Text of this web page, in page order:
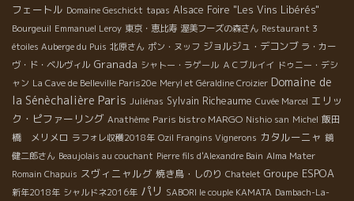
フェートル Domaine Geschickt tapas Alsace Foire "Les Vins Libérés"
Bourgeuil Emmanuel Leroy 東京・恵比寿 渥美フーズの森さん Restaurant 3
étoiles Auberge du Puis 北原さん ポン・ヌッフ ジョルジュ・デコンブ ラ・カー
ヴ・ド・ベルヴィル Granada シャトー・ラゲール ＡＣブルイイ ドゥニー・デシ
ャン La Cave de Belleville Paris20e Meryl et Géraldine Croizier Domaine de
la Sénèchalière Paris Juliénas Sylvain Richeaume Cuvée Marcel エリッ
ク・ピファーリング Anathème Paris bistro MARGO Nishio san Michel 飯田
橋 メリメロ ラフォレ収穫2018年 Ozil Frangins Vignerons カタルーニャ 鏡
健二郎さん Beaujolais au couchant Pierre fils d'Alexandre Bain Alma Mater
Romain Chapuis スヴィニャルグ 焼き鳥・しのり Chatelet Groupe ESPOA
新年2018年 シャルドネ2016年 パリ SABORI le couple KAMATA Dambach-La-